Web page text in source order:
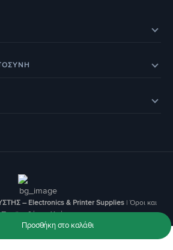
– Electronics & Printer Supplies| Όροι και
Προϋποθέσεις Χρήσης
Προσθήκη στο καλάθι